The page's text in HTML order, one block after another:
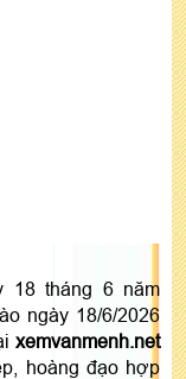
18 tháng 6 năm
ngày 18/6/2026
xemvanmenh.net
hoàng đạo hợp